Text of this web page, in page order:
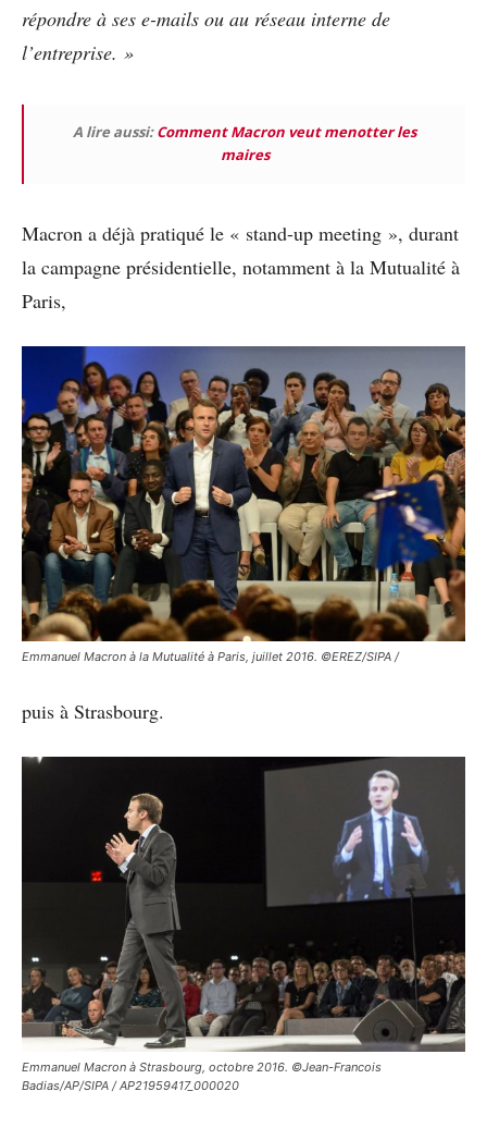
répondre à ses e-mails ou au réseau interne de
l’entreprise. »
A lire aussi:Comment Macron veut menotter les
maires
Macron a déjà pratiqué le « stand-up meeting », durant
la campagne présidentielle, notamment à la Mutualité à
Paris,
Emmanuel Macron à la Mutualité à Paris, juillet 2016. ©EREZ/SIPA /
puis à Strasbourg.
Emmanuel Macron à Strasbourg, octobre 2016. ©Jean-Francois
Badias/AP/SIPA / AP21959417_000020